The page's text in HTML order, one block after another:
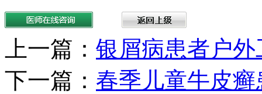
上一篇： 银屑病患者户
下一篇： 春季儿童牛皮